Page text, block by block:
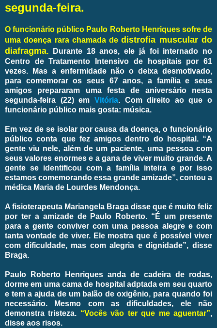
segunda-feira.
O funcionário público Paulo Roberto Henriques sofre de
uma doença rara chamada dedistrofia muscular do
diafragma. Durante 18 anos, ele já foi internado no
Centro de Tratamento Intensivo de hospitais por 61
vezes. Mas a enfermidade não o deixa desmotivado,
para comemorar os seus 67 anos, a família e seus
amigos prepararam uma festa de aniversário nesta
segunda-feira (22) em Vitória. Com direito ao que o
funcionário público mais gosta: música.
Em vez de se isolar por causa da doença, o funcionário
público conta que fez amigos dentro do hospital. “A
gente viu nele, além de um paciente, uma pessoa com
seus valores enormes e a gana de viver muito grande. A
gente se identificou com a família inteira e por isso
estamos comemorando essa grande amizade”, contou a
médica Maria de Lourdes Mendonça.
A fisioterapeuta Mariangela Braga disse que é muito feliz
por ter a amizade de Paulo Roberto. “É um presente
para a gente conviver com uma pessoa alegre e com
tanta vontade de viver. Ele mostra que é possível viver
com dificuldade, mas com alegria e dignidade”, disse
Braga.
Paulo Roberto Henriques anda de cadeira de rodas,
dorme em uma cama de hospital adptada em seu quarto
e tem a ajuda de um balão de oxigênio, para quando foi
necessário. Mesmo com as dificuldades, ele não
demonstra tristeza. “Vocês vão ter que me aguentar”,
disse aos risos.